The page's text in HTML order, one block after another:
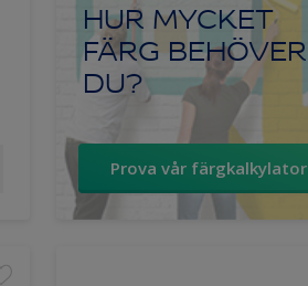
HUR MYCKET
FÄRG BEHÖVER
DU?
Prova vår färgkalkylator